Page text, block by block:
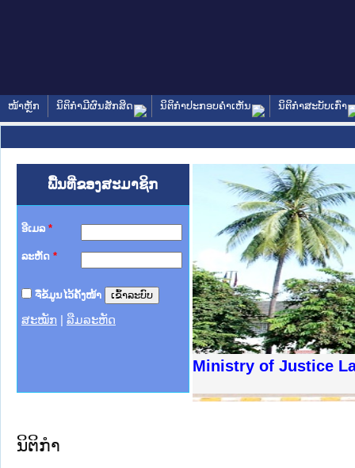
ໜ້າຫຼັກ ນິຕິກໍາມີຜົນສັກສິດ ນິຕິກໍາປະກອບຄໍາເຫັນ ນິຕິກໍາສະບັບເກົ່າ
ພື້ນທີ່ຂອງສະມາຊິກ
ອີເມລ *
ລະຫັດ *
ຈື່ຂໍ້ມູນໄວ້ຄັ້ງໜ້າ
ສະໝັກ ລືມລະຫັດ
Ministry of Justice
າຊົນ ພາກເໜືອ
ການ
ກາງ
ໃຕ້
ຕຳຫຼວດປະຊາຊົນ
ສັນຕິບານປະຊາຊົນ
ກເໜືອ
າຊົນ ພາກກາງ
ນິຕິກໍາ